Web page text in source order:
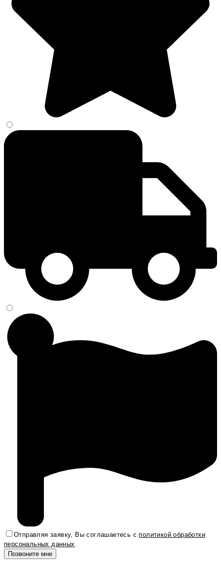
Отправляя заявку, Вы соглашаетесь сполитикой обработки
персональных данных